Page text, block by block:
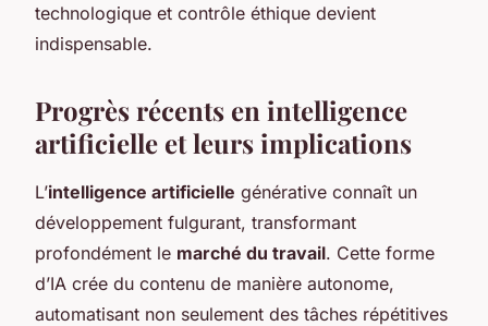
technologique et contrôle éthique devient
indispensable.
Progrès récents en intelligence
artificielle et leurs implications
L’intelligence artificielle générative connaît un
développement fulgurant, transformant
profondément le marché du travail. Cette forme
d’IA crée du contenu de manière autonome,
automatisant non seulement des tâches répétitives